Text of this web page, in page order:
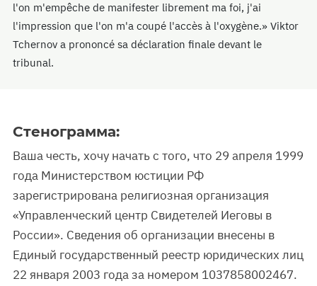
l'on m'empêche de manifester librement ma foi, j'ai
l'impression que l'on m'a coupé l'accès à l'oxygène.» Viktor
Tchernov a prononcé sa déclaration finale devant le
tribunal.
Стенограмма:
Ваша честь, хочу начать с того, что 29 апреля 1999
года Министерством юстиции РФ
зарегистрирована религиозная организация
«Управленческий центр Свидетелей Иеговы в
России». Сведения об организации внесены в
Единый государственный реестр юридических лиц
22 января 2003 года за номером 1037858002467.